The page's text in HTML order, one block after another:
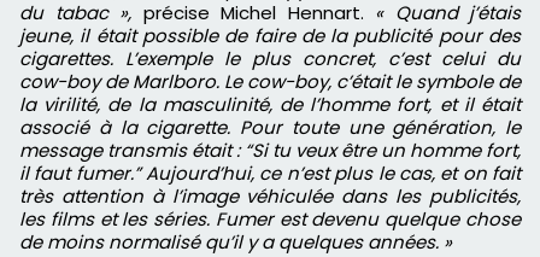
du tabac », précise Michel Hennart. « Quand j’étais
jeune, il était possible de faire de la publicité pour des
cigarettes. L’exemple le plus concret, c’est celui du
cow-boy de Marlboro. Le cow-boy, c’était le symbole de
la virilité, de la masculinité, de l’homme fort, et il était
associé à la cigarette. Pour toute une génération, le
message transmis était : “Si tu veux être un homme fort,
il faut fumer.” Aujourd’hui, ce n’est plus le cas, et on fait
très attention à l’image véhiculée dans les publicités,
les films et les séries. Fumer est devenu quelque chose
de moins normalisé qu’il y a quelques années. »